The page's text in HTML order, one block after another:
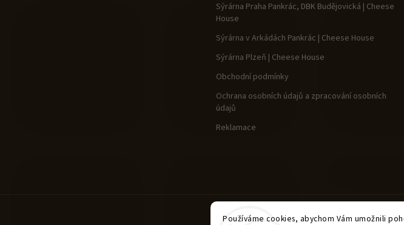
Používáme cookies, abychom Vám umožnili
Sýrárna Praha Pankrác, DBK Budějovická | Cheese
House
Sýrárna v Arkádách Pankrác | Cheese House
Sýrárna Plzeň | Cheese House
Obchodní podmínky
Ochrana osobních údajů a zpracování osobních
údajů
Reklamace